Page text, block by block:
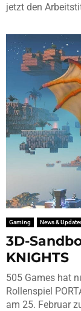
jetzt den
Gaming News &
3D-
KNIGHTS
505 Games hat
Rollenspiel
am 25. Februar